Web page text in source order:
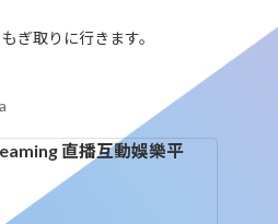
ぎ取りに行きます。
直播互動娛樂平